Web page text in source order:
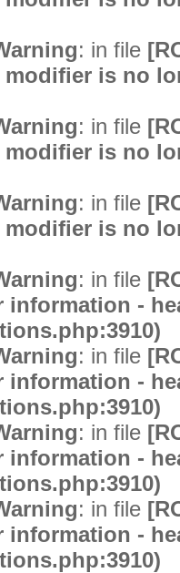
: in file
modifier is no
: in file
modifier is no
: in file
modifier is no
: in file
information -
: in file
information -
: in file
information -
: in file
information -